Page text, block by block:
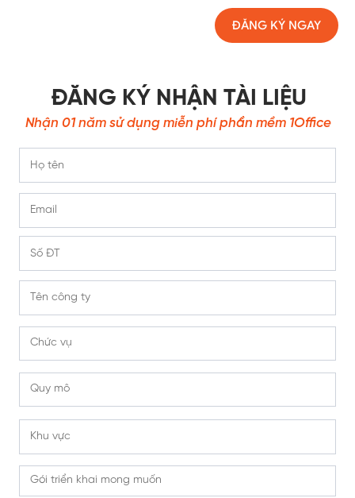
ĐĂNG KÝ NGAY
ĐĂNG KÝ NHẬN TÀI LIỆU
Nhận 01 năm sử dụng miễn phí phần mềm 1Office